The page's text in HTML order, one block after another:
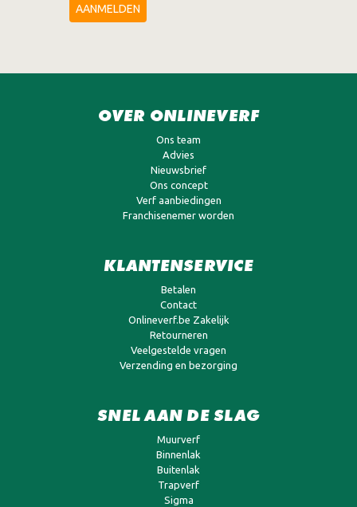
AANMELDEN
OVER ONLINEVERF
Ons team
Advies
Nieuwsbrief
Ons concept
Verf aanbiedingen
Franchisenemer worden
KLANTENSERVICE
Betalen
Contact
Onlineverf.be Zakelijk
Retourneren
Veelgestelde vragen
Verzending en bezorging
SNEL AAN DE SLAG
Muurverf
Binnenlak
Buitenlak
Trapverf
Sigma